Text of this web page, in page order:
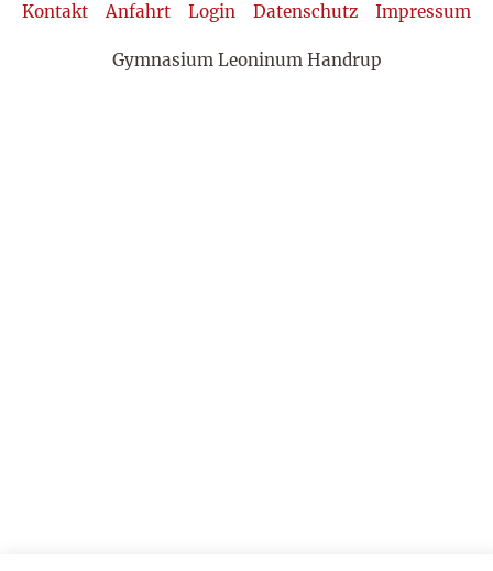
Kontakt Anfahrt Login Datenschutz Impressum
Gymnasium Leoninum Handrup